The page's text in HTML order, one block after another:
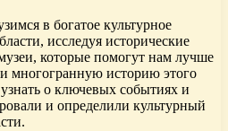
в богатое культурное
исследуя исторические
которые помогут нам лучше
многогранную историю этого
о ключевых событиях и
и определили культурный